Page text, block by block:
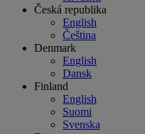
Česká republika
English
Čeština
Denmark
English
Dansk
Finland
English
Suomi
Svenska